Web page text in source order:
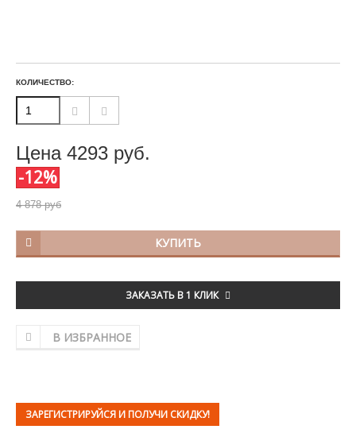
КОЛИЧЕСТВО:
Цена 4293 руб.
-12%
4 878 руб
КУПИТЬ
ЗАКАЗАТЬ В 1 КЛИК
В ИЗБРАННОЕ
ЗАРЕГИСТРИРУЙСЯ И ПОЛУЧИ СКИДКУ!